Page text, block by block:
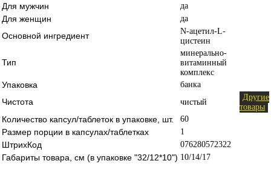
Для мужчин да
Для женщин да
Основной ингредиент
N-ацетил-L-
цистеин
Тип
минерально-
витаминный
комплекс
Упаковка банка
Чистота чистый
Другие
товары
Количество капсул/таблеток в упаковке, шт. 60
Размер порции в капсулах/таблетках 1
ШтрихКод 076280572322
Габариты товара, см (в упаковке "32/12*10") 10/14/17